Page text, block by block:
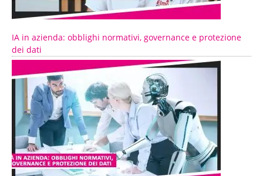
IA in azienda: obblighi normativi, governance e protezione
dei dati